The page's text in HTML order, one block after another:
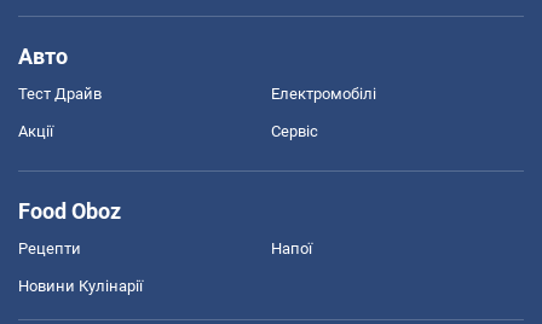
Авто
Тест Драйв Електромобілі
Акції Сервіс
Food Oboz
Рецепти Напої
Новини Кулінарії